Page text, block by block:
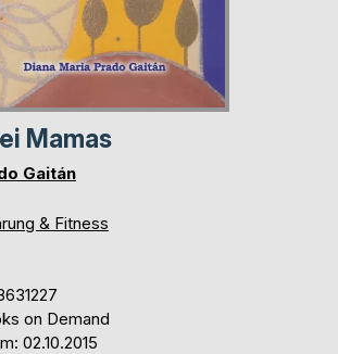
Mamas
Gaitán
& Fitness
on Demand
02.10.2015